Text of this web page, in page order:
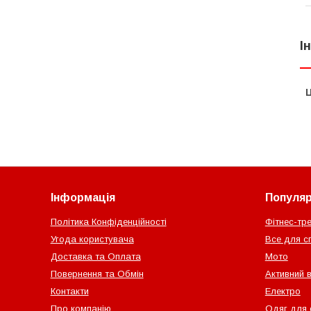
Інформація
Політика Конфіденційності
Угода користувача
Доставка та Оплата
Повернення та Обмін
Контакти
Про компанію
Фітнес-
Все для
Мото
Активний
Електро
Одяг для